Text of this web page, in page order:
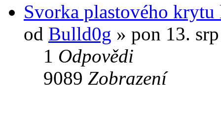
Svorka plastového
od Bulld0g » pon 13.
1 Odpovědi
9089 Zobrazení